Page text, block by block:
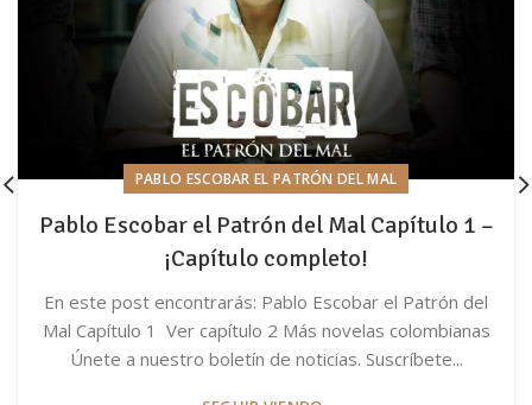
PABLO ESCOBAR EL PATRÓN DEL MAL
Pablo Escobar el Patrón del Mal Capítulo 1 –
¡Capítulo completo!
En este post encontrarás: Pablo Escobar el Patrón del
Mal Capítulo 1 Ver capítulo 2 Más novelas colombianas
Únete a nuestro boletín de noticias. Suscríbete...